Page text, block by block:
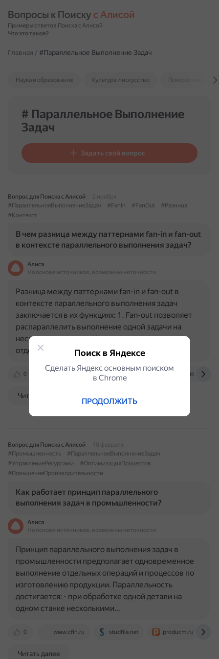
Вопросы к Поиску с Алисой
Примеры ответов Поиска с Алисой
Что это такое?
Главная / #Параллельное Выполнение Задач
Наука и образование Культура и искусство Психология и
# Параллельное Выполнение
Задач
Задать свой вопрос
Вопрос для Поиска с Алисой
2 ноября
#ПараллельноеВыполнениеЗадач
#FanIn #FanOut
#Разница
#Контекст
В чем разница между паттернами fan-in и fan-out
в контексте параллельного выполнения задач?
Алиса
На основе источников, возможны неточности
0 habr.com bytegoblin.io www.educative.io
Разница между паттернами fan-in и fan-out в
контексте параллельного выполнения задач
заключается в их функциях: 1. Fan-out позволяет
распараллелить выполнение одной задачи на
несколько подзадач. Каждая из них назначается
отдельному потоку…
Читать далее
Вопрос для Поиска с Алисой
18 февраля
#Промышленность
#ПараллельноеВыполнениеЗадач
#УправлениеРесурсами
#ОптимизацияПроцессов
#ПовышениеПроизводительности
Как работает принцип параллельного
выполнения задач в промышленности?
Алиса
На основе источников, возможны неточности
0 www.cfin.ru studfile.net producm.ru
Принцип параллельного выполнения задач в
промышленности предполагает одновременное
выполнение отдельных операций и процессов по
изготовлению продукции. Параллельность
достигается: - при обработке одной детали на
одном станке несколькими…
Читать далее
Поиск в Яндексе
Сделать Яндекс основным поиском
в Сhrome
ПРОДОЛЖИТЬ